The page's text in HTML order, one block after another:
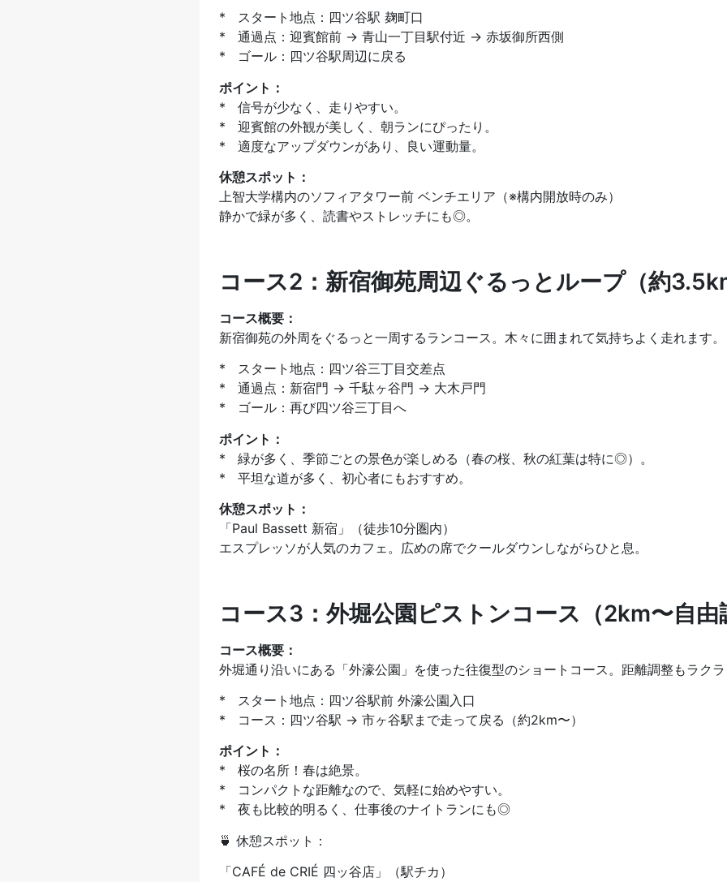
* スタート地点：四ツ谷駅 麹町口
* 通過点：迎賓館前 → 青山一丁目駅付近 → 赤坂御所西側
* ゴール：四ツ谷駅周辺に戻る
ポイント：
* 信号が少なく、走りやすい。
* 迎賓館の外観が美しく、朝ランにぴったり。
* 適度なアップダウンがあり、良い運動量。
休憩スポット：
上智大学構内のソフィアタワー前 ベンチエリア（※構内開放時のみ）
静かで緑が多く、読書やストレッチにも◎。
コース2：新宿御苑周辺ぐるっとループ（約
コース概要：
新宿御苑の外周をぐるっと一周するランコース。木々に囲まれて気持ちよく走れます。
* スタート地点：四ツ谷三丁目交差点
* 通過点：新宿門 → 千駄ヶ谷門 → 大木戸門
* ゴール：再び四ツ谷三丁目へ
ポイント：
* 緑が多く、季節ごとの景色が楽しめる（春の桜、秋の紅葉は特に◎）。
* 平坦な道が多く、初心者にもおすすめ。
休憩スポット：
「Paul Bassett 新宿」（徒歩10分圏内）
エスプレッソが人気のカフェ。広めの席でクールダウンしながらひと息。
コース3：外堀公園ピストンコース（2km〜自由
コース概要：
外堀通り沿いにある「外濠公園」を使った往復型のショートコース。距離調整もラク
* スタート地点：四ツ谷駅前 外濠公園入口
* コース：四ツ谷駅 → 市ヶ谷駅まで走って戻る（約2km〜）
ポイント：
* 桜の名所！春は絶景。
* コンパクトな距離なので、気軽に始めやすい。
* 夜も比較的明るく、仕事後のナイトランにも◎
🍵 休憩スポット：
「CAFÉ de CRIÉ 四ッ谷店」（駅チカ）